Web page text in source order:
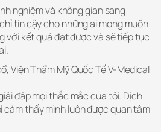
nghiệm và không gian sang
tin cậy cho những ai mong muốn
với kết quả đạt được và sẽ tiếp tục
Viện Thẩm Mỹ Quốc Tế V-Medical
đáp mọi thắc mắc của tôi. Dịch
thấy mình luôn được quan tâm